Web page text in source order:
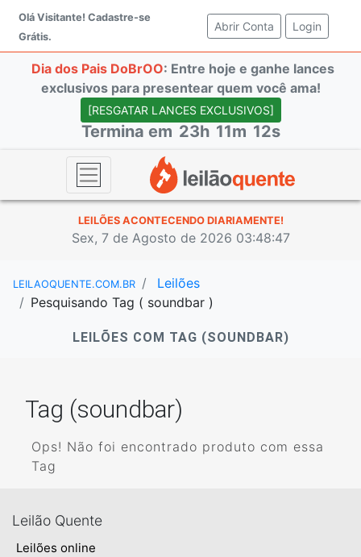
Olá Visitante! Cadastre-se
Grátis.
Abrir Conta (current)
Login
Dia dos Pais DoBrOO: Entre hoje e ganhe lances
exclusivos para presentear quem você ama!
[RESGATAR LANCES EXCLUSIVOS]
Termina em 23h 11m 12s
LEILÕES ACONTECENDO DIARIAMENTE!
Sex, 7 de Agosto de 2026 03:48:47
LEILAOQUENTE.COM.BR
Leilões
Pesquisando Tag ( soundbar )
LEILÕES COM TAG (SOUNDBAR)
Tag (soundbar)
Ops! Não foi encontrado produto com essa
Tag
Leilão Quente
Leilões online